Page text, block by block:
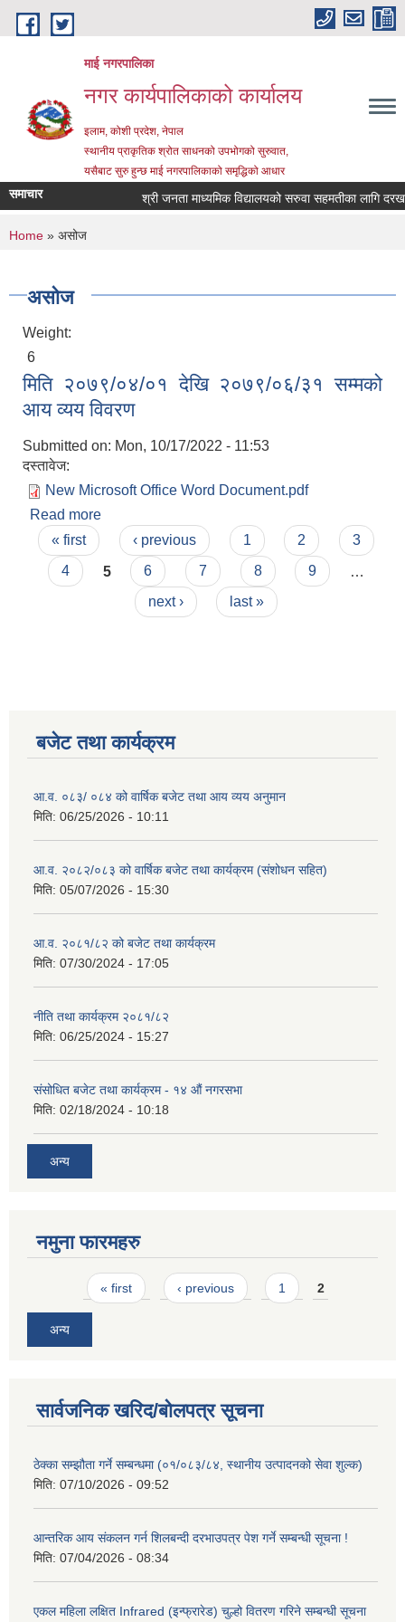
Skip to main content
माई नगरपालिका
नगर कार्यपालिकाको कार्यालय
इलाम, कोशी प्रदेश, नेपाल
स्थानीय प्राकृतिक श्रोत साधनको उपभोगको सुरुवात,
यसैबाट सुरु हुन्छ माई नगरपालिकाको समृद्धिको आधार
समाचार श्री जनता माध्यमिक विद्यालयको सरुवा सहमतीका लागि
You are here
Home » असोज
असोज
Weight:
6
मिति २०७९/०४/०१ देखि २०७९/०६/३१ सम्मको
आय व्यय विवरण
Submitted on: Mon, 10/17/2022 - 11:53
दस्तावेज:
New Microsoft Office Word Document.pdf
Read more
व्यय विवरण
Pages
« first ‹ previous 1 2
3
4
5 6 7 8 9
next ›
last »
बजेट तथा कार्यक्रम
आ.व. ०८३/ ०८४ को वार्षिक बजेट तथा आय व्यय अनुमान
मिति: 06/25/2026 - 10:11
आ.व. २०८२/०८३ को वार्षिक बजेट तथा कार्यक्रम (संशोधन सहित)
मिति: 05/07/2026 - 15:30
आ.व. २०८१/८२ को बजेट तथा कार्यक्रम
मिति: 07/30/2024 - 17:05
नीति तथा कार्यक्रम २०८१/८२
मिति: 06/25/2024 - 15:27
संसोधित बजेट तथा कार्यक्रम - १४ औं नगरसभा
मिति: 02/18/2024 - 10:18
अन्य
नमुना फारमहरु
Pages« first ‹ previous 1 2
अन्य
सार्वजनिक खरिद/बोलपत्र सूचना
ठेक्का सम्झौता गर्ने सम्बन्धमा (०१/०८३/८४, स्थानीय उत्पादनको सेवा शुल्क)
मिति: 07/10/2026 - 09:52
आन्तरिक आय संकलन गर्न शिलबन्दी दरभाउपत्र पेश गर्ने सम्बन्धी सूचना !
मिति: 07/04/2026 - 08:34
एकल महिला लक्षित Infrared (इन्फ्रारेड) चुल्हो वितरण गरिने सम्बन्धी सूचना